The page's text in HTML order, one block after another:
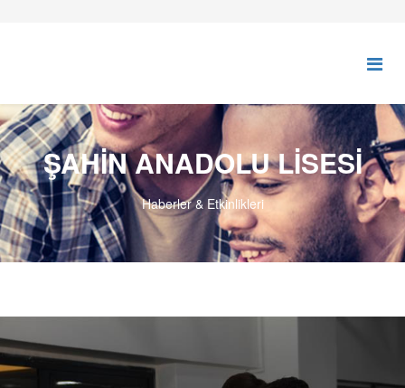
ŞAHIN ANADOLU LISESI
Haberler & Etkinlikleri